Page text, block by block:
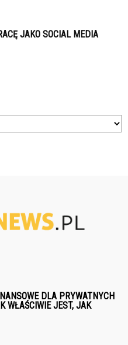
JAKO SOCIAL MEDIA
DLA PRYWATNYCH
WŁAŚCIWIE JEST, JAK